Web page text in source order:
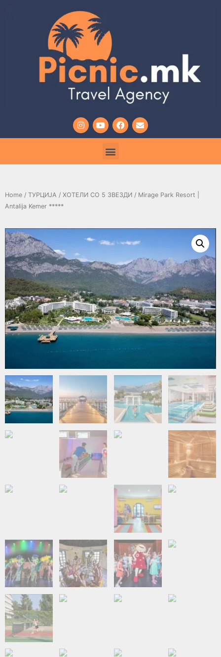
Home / ТУРЦИЈА / ХОТЕЛИ СО 5 ЗВЕЗДИ / Mirage Park Resort |
Antalija Kemer *****